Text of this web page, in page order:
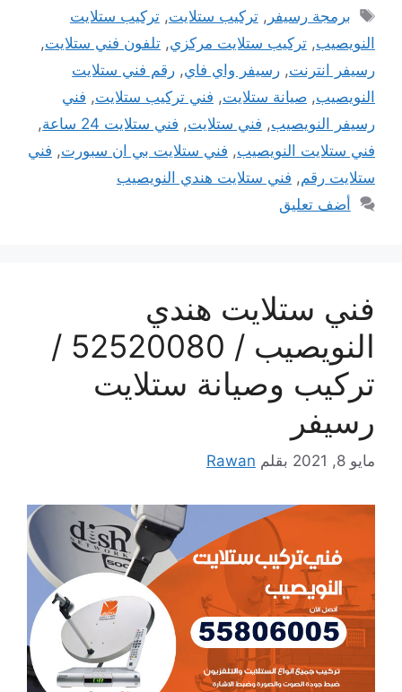
الوسوم
برمجة رسيفر ,تركيب ستلايت,تركيب ستلايت
النويصيب, تركيب ستلايت مركزي, تلفون فني ستلايت,
رسيفر انترنت, رسيفر واي فاي, رقم فني ستلايت
النويصيب, صيانة ستلايت, فني تركيب ستلايت, فني
رسيفر النويصيب, فني ستلايت, فني ستلايت 24 ساعة
,
فني ستلايت النويصيب, فني ستلايت بي ان سبورت, فني
ستلايت رقم, فني ستلايت هندي النويصيب
أضف تعليق
فني ستلايت هندي
النويصيب / 52520080 /
تركيب وصيانة ستلايت
رسيفر
مايو 8, 2021 بقلم Rawan